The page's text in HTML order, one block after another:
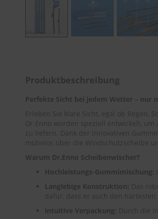
Bildergalerie
springen
Produktbeschreibung
Perfekte Sicht bei jedem Wetter – nur
Erleben Sie klare Sicht, egal ob Regen,
Dr.Enno wurden speziell entwickelt,
zu liefern. Dank der innovativen
mühelos über die Windschutzscheibe
Warum Dr.Enno Scheibenwischer?
Hochleistungs-Gummimischung:
Langlebige Konstruktion: Das
dafür, dass er auch den härtesten
intuitive Verpackung: Durch die